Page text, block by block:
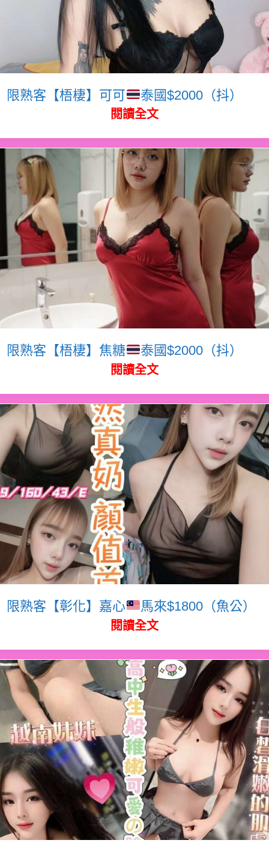
限熟客【梧棲】可可 泰國$2000（抖）
閱讀全文
限熟客【梧棲】焦糖 泰國$2000（抖）
閱讀全文
限熟客【彰化】嘉心 馬來$1800（魚公）
閱讀全文